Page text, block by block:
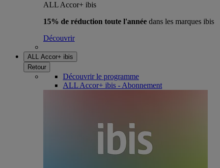
ALL Accor+ ibis
15% de réduction toute l'année dans les marques ibis
Découvrir
ALL Accor+ ibis
Retour
Découvrir le programme
ALL Accor+ ibis - Abonnement